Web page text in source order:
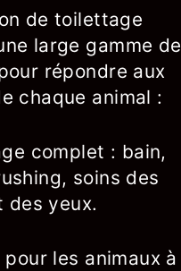
de toilettage
large gamme de
répondre aux
chaque animal :
complet : bain,
soins des
des yeux.
les animaux à